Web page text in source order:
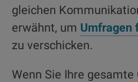
gleichen
erwähnt, um Umfragen
zu verschicken.
Wenn Sie Ihre